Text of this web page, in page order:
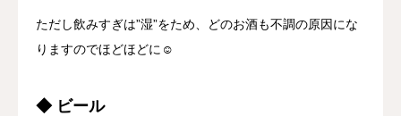
ただし飲みすぎは”湿”をため、どのお酒も不調の原因にな
りますのでほどほどに☺️
◆ ビール